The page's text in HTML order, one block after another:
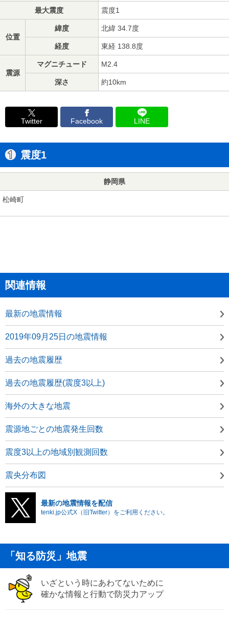
最大震度 震度1
位置
緯度 北緯 34.7度
経度 東経 138.8度
震源
マグニチュード M2.4
深さ 約10km
Twitter Facebook LINE
震度1
静岡県
松崎町
関連情報
最新の地震情報
2019年09月25日の地震情報
過去の地震履歴
過去の地震履歴(震度3以上)
海外の大きな地震
震源地ごとの地震発生回数
震度3以上の地域別観測回数
震央分布図
最新の地震情報を配信
tenki.jp公式X（旧Twitter）をご利用ください。
「知る防災」地震
いざという時にあわてないために
確かな情報と行動で防災力アップ